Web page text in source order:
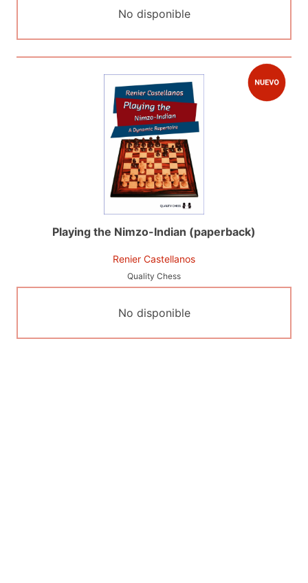
No disponible
Playing the Nimzo-Indian (paperback)
Renier Castellanos
Quality Chess
No disponible